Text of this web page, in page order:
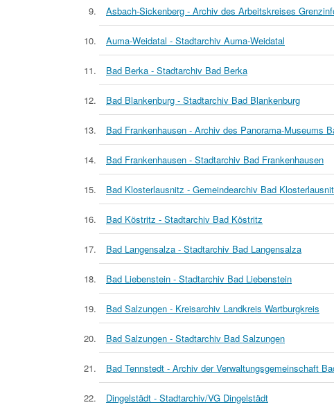
Asbach-Sickenberg - Archiv des Arbeitskreises
Auma-Weidatal - Stadtarchiv Auma-Weidatal
Bad Berka - Stadtarchiv Bad Berka
Bad Blankenburg - Stadtarchiv Bad Blankenburg
Bad Frankenhausen - Archiv des Panorama-Museums
Bad Frankenhausen - Stadtarchiv Bad Frankenhausen
Bad Klosterlausnitz - Gemeindearchiv Bad
Bad Köstritz - Stadtarchiv Bad Köstritz
Bad Langensalza - Stadtarchiv Bad Langensalza
Bad Liebenstein - Stadtarchiv Bad Liebenstein
Bad Salzungen - Kreisarchiv Landkreis Wartburgkreis
Bad Salzungen - Stadtarchiv Bad Salzungen
Bad Tennstedt - Archiv der Verwaltungsgemeinschaft
Dingelstädt - Stadtarchiv/VG Dingelstädt